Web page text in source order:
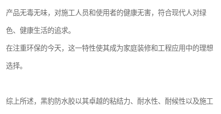
产品无毒无味，对施工人员和使用者的健康无害，符合现代人对绿
色、健康生活的追求。
在注重环保的今天，这一特性使其成为家庭装修和工程应用中的理想
选择。
综上所述，黑豹防水胶以其卓越的粘结力、耐水性、耐候性以及施工